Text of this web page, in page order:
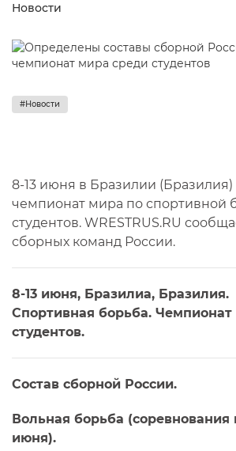
Новости
#Новости
8-13 июня в Бразилии (Бразилия)
чемпионат мира по спортивной
студентов. WRESTRUS.RU
сборных команд России.
8-13 июня, Бразилиа, Бразилия.
Спортивная борьба.
студентов.
Состав сборной России.
Вольная борьба (соревнования
июня).